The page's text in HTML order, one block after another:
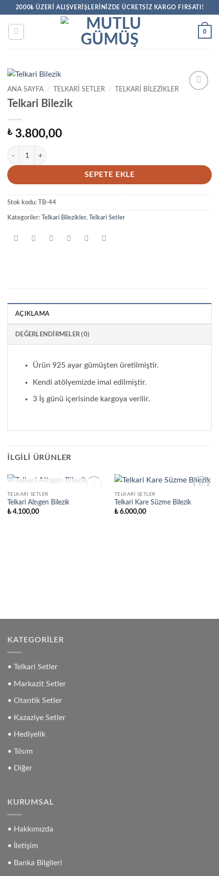
İçeriğe2000₺ ÜZERİ ALIŞVERİŞLERİNİZDE ÜCRETSİZ KARGO FIRSATI!
0
ANA SAYFA / TELKARI SETLER / TELKARI BILEZIKLER
Telkari Bilezik
₺3.800,00
Telkari Bilezik adet
SEPETE EKLE
Stok kodu: TB-44
Kategoriler: Telkari Bilezikler, Telkari Setler
AÇIKLAMA
DEĞERLENDIRMELER (0)
Ürün 925 ayar gümüşten üretilmiştir.
Kendi atölyemizde imal edilmiştir.
3 İş günü içerisinde kargoya verilir.
İLGILI ÜRÜNLER
STOKTA YOK
TELKARI SETLER
Telkari Altıgen Bilezik
₺4.100,00
Favorilere
Ekle
TELKARI SETLER
Telkari Kare Süzme Bilezik
₺6.000,00
KATEGORILER
• Telkari Setler
• Markazit Setler
• Otantik Setler
• Kazaziye Setler
• Hediyelik
• Tılsım
• Diğer
KURUMSAL
• Hakkımızda
• İletişim
• Banka Bilgileri